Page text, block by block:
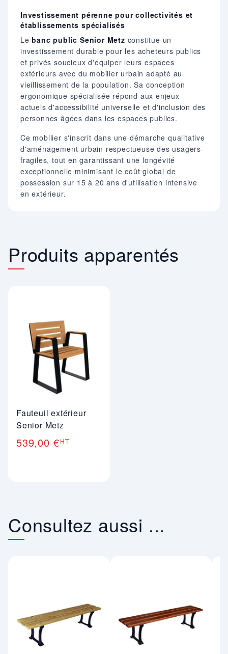
Investissement pérenne pour collectivités et
établissements spécialisés
Lebanc public Senior Metz constitue un
investissement durable pour les acheteurs publics
et privés soucieux d'équiper leurs espaces
extérieurs avec du mobilier urbain adapté au
vieillissement de la population. Sa conception
ergonomique spécialisée répond aux enjeux
actuels d'accessibilité universelle et d'inclusion des
personnes âgées dans les espaces publics.
Ce mobilier s'inscrit dans une démarche qualitative
d'aménagement urbain respectueuse des usagers
fragiles, tout en garantissant une longévité
exceptionnelle minimisant le coût global de
possession sur 15 à 20 ans d'utilisation intensive
en extérieur.
Produits apparentés
Fauteuil extérieur
Senior Metz
539,00 €HT
Consultez aussi ...